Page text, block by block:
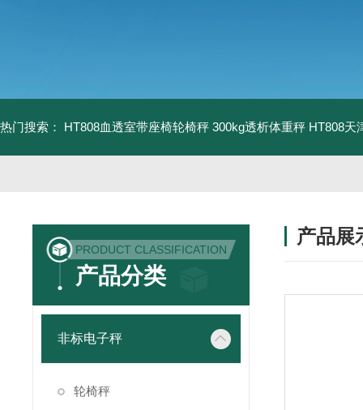
热门搜索： HT808血透室带座椅轮椅秤 300kg透析体重秤 HT808天
PRODUCT CLASSIFICATION
产品分类
非标电子秤
轮椅秤
产品展